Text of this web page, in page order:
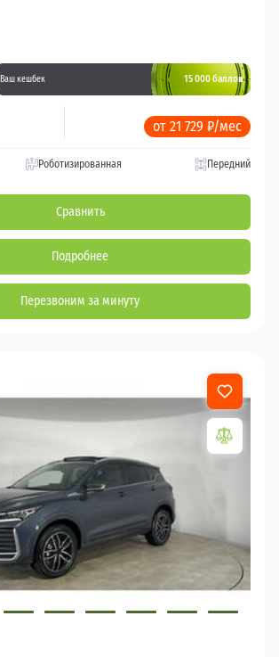
Ваш кешбек 15 000 баллов
от 21 729 ₽/мес
Роботизированная Передний
Сравнить
Подробнее
Перезвоним за минуту